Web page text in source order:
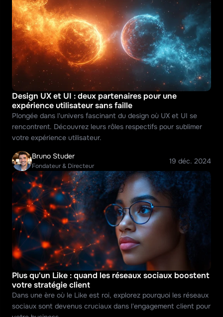
Design UX et UI : deux partenaires pour une
expérience utilisateur sans faille
Plongée dans l'univers fascinant du design où UX et UI se
rencontrent. Découvrez leurs rôles respectifs pour sublimer
votre expérience utilisateur.
Bruno Studer
Fondateur & Directeur
19 déc. 2024
Plus qu'un Like : quand les réseaux sociaux boostent
votre stratégie client
Dans une ère où le Like est roi, explorez pourquoi les réseaux
sociaux sont devenus cruciaux dans l'engagement client pour